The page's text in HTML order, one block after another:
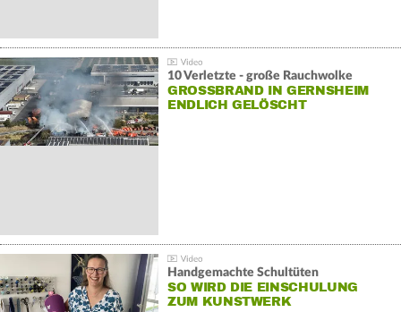
10 Verletzte - große Rauchwolke
GROSSBRAND IN GERNSHEIM E
NDLICH GELÖSCHT
Handgemachte Schultüten
SO WIRD DIE EINSCHULUNG
ZUM KUNSTWERK